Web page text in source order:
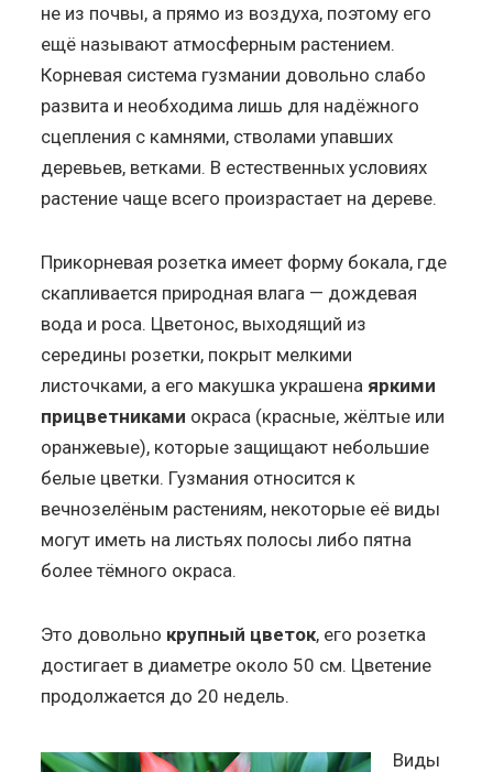
не из почвы, а прямо из воздуха, поэтому его
ещё называют атмосферным растением.
Корневая система гузмании довольно слабо
развита и необходима лишь для надёжного
сцепления с камнями, стволами упавших
деревьев, ветками. В естественных условиях
растение чаще всего произрастает на дереве.
Прикорневая розетка имеет форму бокала, где
скапливается природная влага — дождевая
вода и роса. Цветонос, выходящий из
середины розетки, покрыт мелкими
листочками, а его макушка украшена яркими
прицветниками окраса (красные, жёлтые или
оранжевые), которые защищают небольшие
белые цветки. Гузмания относится к
вечнозелёным растениям, некоторые её виды
могут иметь на листьях полосы либо пятна
более тёмного окраса.
Это довольно крупный цветок, его розетка
достигает в диаметре около 50 см. Цветение
продолжается до 20 недель.
Виды